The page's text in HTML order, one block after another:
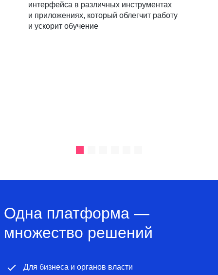
интерфейса в различных инструментах
и приложениях, который облегчит работу
и ускорит обучение
Одна платформа —
множество решений
Для бизнеса и органов власти